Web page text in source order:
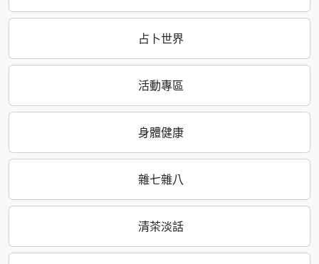
占卜世界
活動專區
身體健康
雜七雜八
清茶淡話